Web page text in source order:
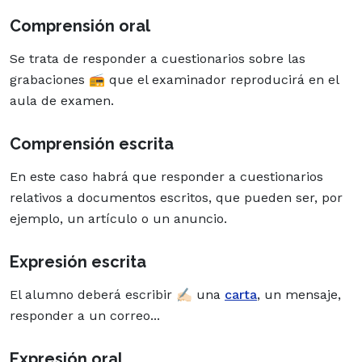
Comprensión oral
Se trata de responder a cuestionarios sobre las
grabaciones 📻 que el examinador reproducirá en el
aula de examen.
Comprensión escrita
En este caso habrá que responder a cuestionarios
relativos a documentos escritos, que pueden ser, por
ejemplo, un artículo o un anuncio.
Expresión escrita
El alumno deberá escribir ✍🏻 una carta, un mensaje,
responder a un correo...